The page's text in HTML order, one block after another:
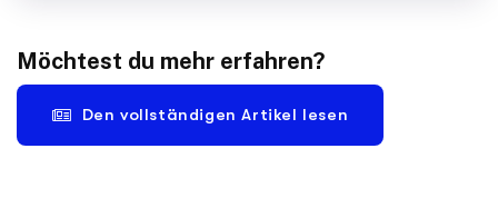
Möchtest du mehr erfahren?
Den vollständigen Artikel lesen